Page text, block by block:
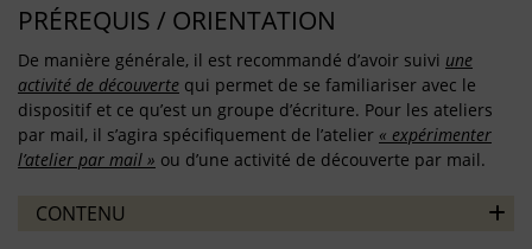
PRÉREQUIS / ORIENTATION
De manière générale, il est recommandé d’avoir suivi une
activité de découverte qui permet de se familiariser avec le
dispositif et ce qu’est un groupe d’écriture. Pour les ateliers
par mail, il s’agira spécifiquement de l’atelier « expérimenter
l’atelier par mail » ou d’une activité de découverte par mail.
CONTENU